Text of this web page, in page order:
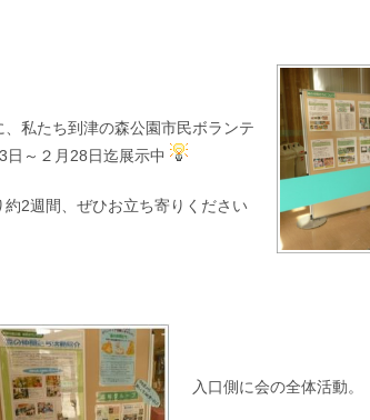
私たち到津の森公園市民ボランテ
日～２月28日迄展示中
2週間、ぜひお立ち寄りください
入口側に会の全体活動。